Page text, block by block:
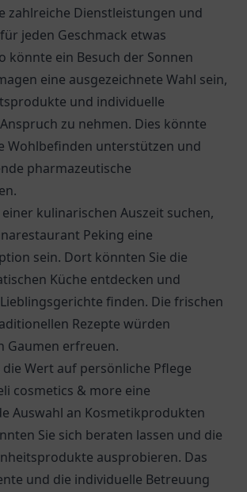
zahlreiche Dienstleistungen und
jeden Geschmack etwas
könnte ein Besuch der Sonnen
eine ausgezeichnete Wahl sein,
und individuelle
zu nehmen. Dies könnte
Wohlbefinden unterstützen und
pharmazeutische
kulinarischen Auszeit suchen,
Peking eine
sein. Dort könnten Sie die
Küche entdecken und
finden. Die frischen
Rezepte würden
Gaumen erfreuen.
Wert auf persönliche Pflege
cosmetics & more eine
Auswahl an Kosmetikprodukten
Sie sich beraten lassen und die
ausprobieren. Das
und die individuelle Betreuung